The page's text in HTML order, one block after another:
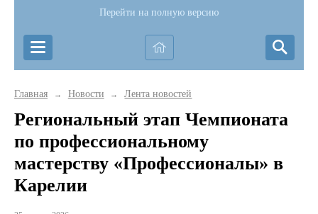
Перейти на полную версию
Главная → Новости → Лента новостей
Региональный этап Чемпионата
по профессиональному
мастерству «Профессионалы» в
Карелии